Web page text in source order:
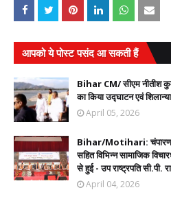
आपको ये पोस्ट पसंद आ सकती हैं
Bihar CM/ सीएम नीतीश
का किया उद्घाटन एवं
April 05, 2026
Bihar/Motihari: चंपारण
सहित विभिन्न सामाजिक
से हुई - उप राष्ट्रपति सी.पी.
April 04, 2026